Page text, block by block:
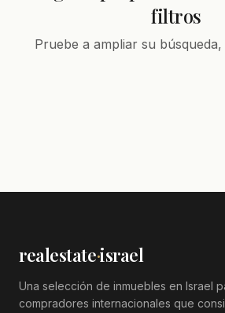
filtros
Pruebe a ampliar su búsqueda,
realestate·israel
Una selección de inmuebles en Israel
compradores internacionales que